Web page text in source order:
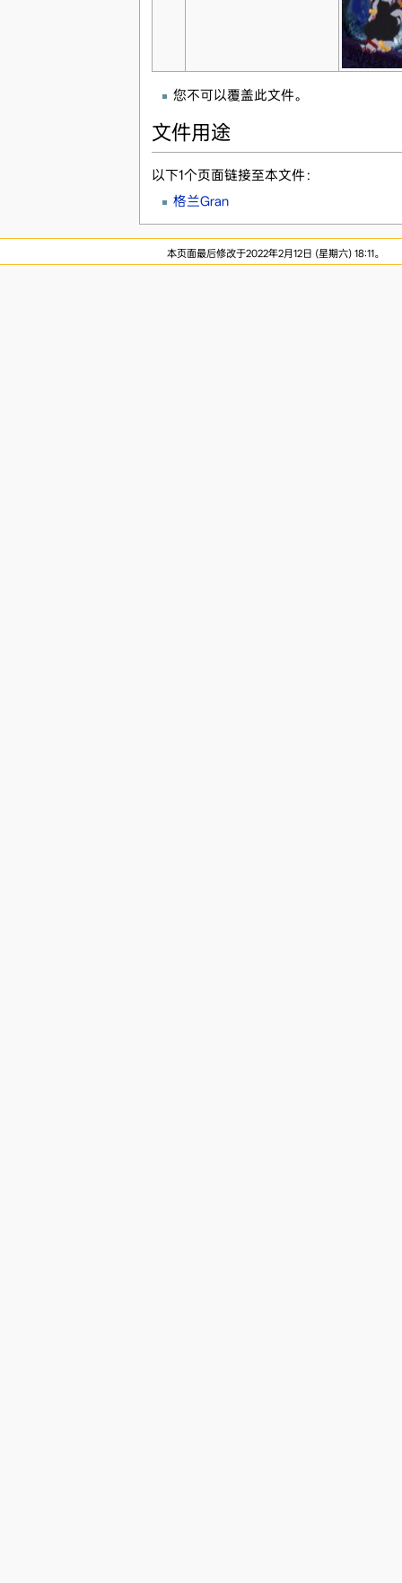
您不可以覆盖此文件。
文件用途
以下1个页面链接至本文件：
格兰Gran
本页面最后修改于2022年2月12日 (星期六) 18:11。